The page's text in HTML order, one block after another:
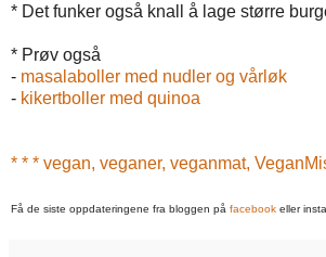
* Det funker også knall å lage større
* Prøv også
- masalaboller med nudler og vårløk
- kikertboller med quinoa
* * * vegan, veganer, veganmat,
Få de siste oppdateringene fra bloggen på facebook eller